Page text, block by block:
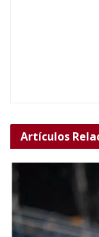
Artículos